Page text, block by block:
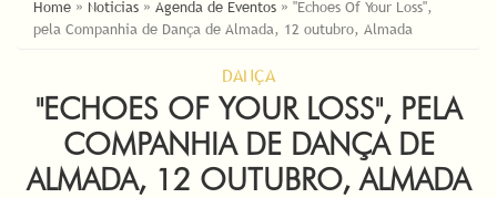
Home » Noticias » Agenda de Eventos » "Echoes Of Your Loss",
pela Companhia de Dança de Almada, 12 outubro, Almada
DANÇA
"ECHOES OF YOUR LOSS", PELA
COMPANHIA DE DANÇA DE
ALMADA, 12 OUTUBRO, ALMADA